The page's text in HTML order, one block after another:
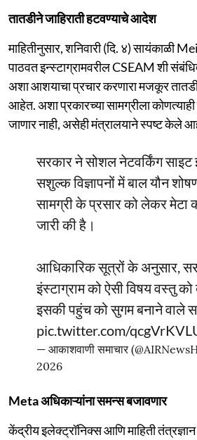
तातडीने जाहिराती हटवण्याचे आदेश
माहितीनुसार, शनिवारी (दि. ४) सायंकाळी
पाठवत इन्स्टाग्रामवरील CSEAM शी
अशा आशयाचा प्रचार करणारा मजकूर
आहेत. अशा प्रकारच्या सामग्रीला
जाणार नाही, असेही मंत्रालयाने स्पष्ट केले
सरकार ने सोशल नेटवर्किंग साइट
सशुल्क विज्ञापनों में बाल यौन
सामग्री के प्रसार को लेकर मेटा
जारी की है।
आधिकारिक सूत्रों के अनुसार,
इंस्टाग्राम को ऐसी विषय वस्‍तु
इसकी पहुंच को सुगम बनाने वाले
pic.twitter.com/
— आकाशवाणी समाचार
2026
Meta अधिकाऱ्यांना समन्स बजावणार
केंद्रीय इलेक्ट्रॉनिक्स आणि माहिती तंत्रज्ञान